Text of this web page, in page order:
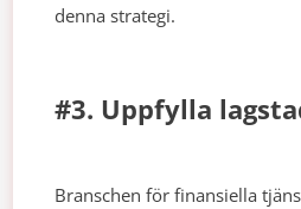
denna strategi.
#3. Uppfylla
Branschen för finansiella